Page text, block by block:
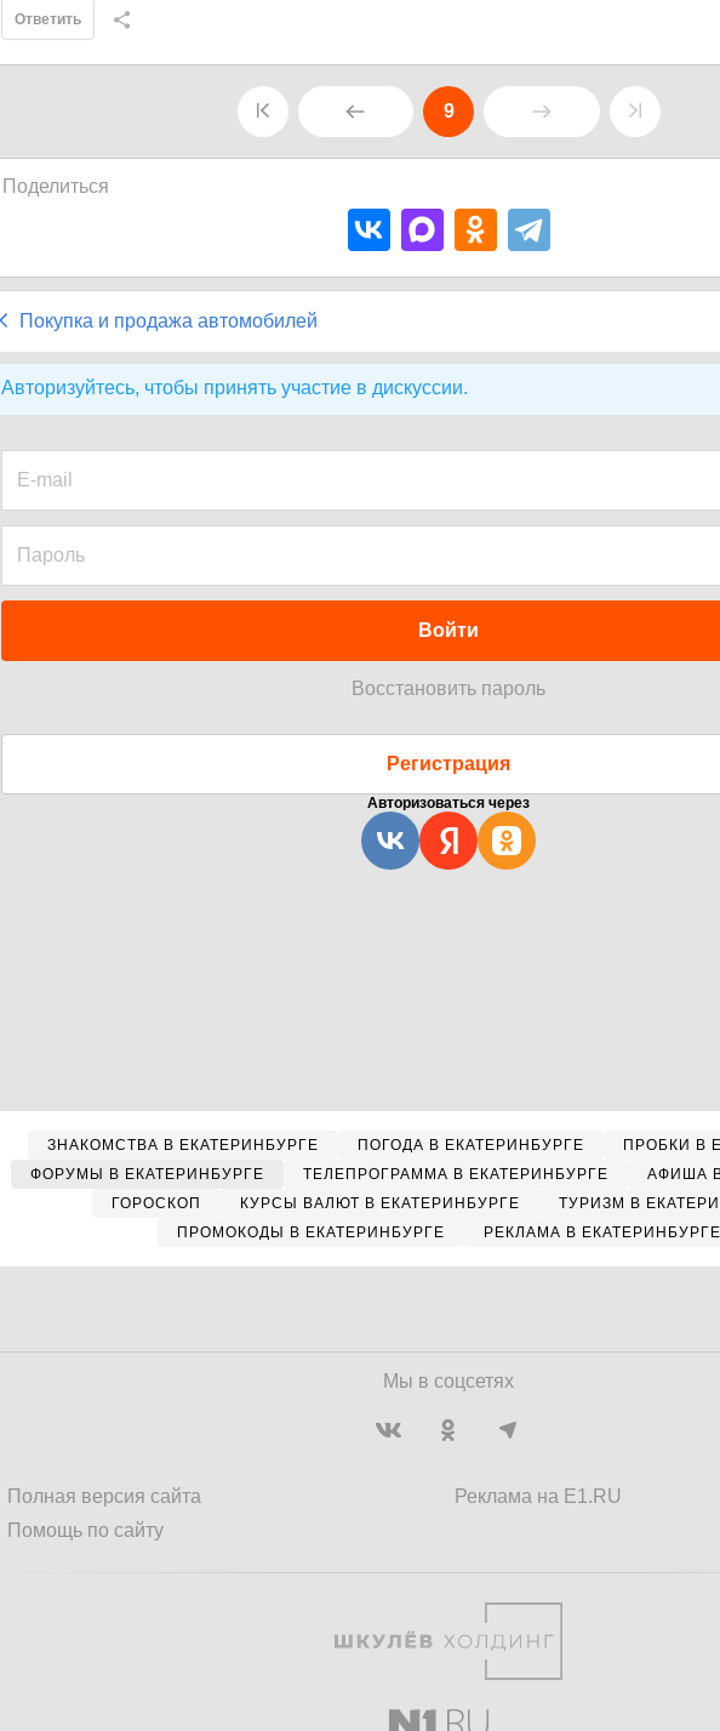
Ответить
9
Поделиться
Покупка и продажа автомобилей
Авторизуйтесь, чтобы принять участие в дискуссии.
Войти
Восстановить пароль
Регистрация
Авторизоваться через
ЗНАКОМСТВА В ЕКАТЕРИНБУРГЕ ПОГОДА В ЕКАТЕРИНБУРГЕ
ПРОБКИ В
ФОРУМЫ В ЕКАТЕРИНБУРГЕ
ТЕЛЕПРОГРАММА В ЕКАТЕРИНБУРГЕ
АФИША
ГОРОСКОП
КУРСЫ ВАЛЮТ В ЕКАТЕРИНБУРГЕ
ТУРИЗМ В
ПРОМОКОДЫ В ЕКАТЕРИНБУРГЕ
РЕКЛАМА В ЕКАТЕРИНБУРГЕ
Мы в соцсетях
Полная версия сайта
Помощь по сайту
Реклама на E1.RU